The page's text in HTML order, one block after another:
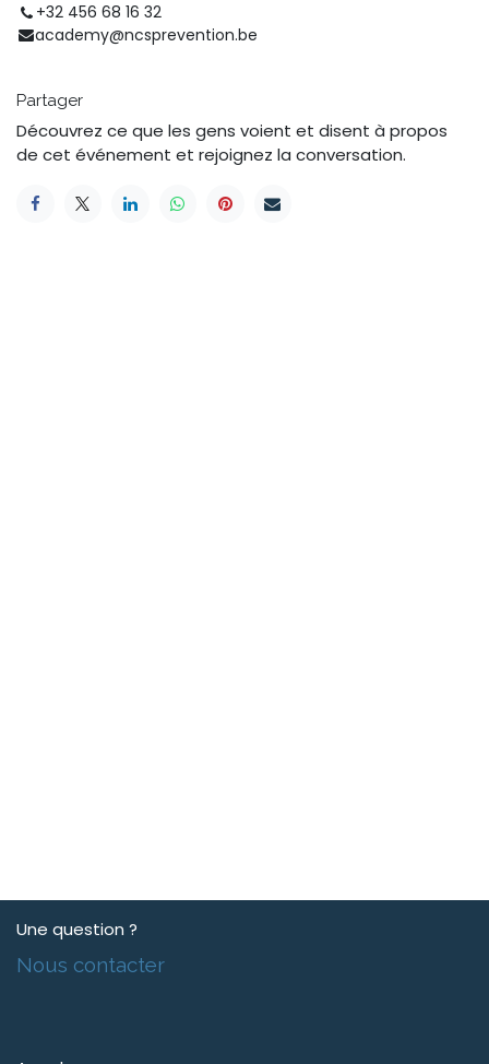
+32 456 68 16 32
academy@ncsprevention.be
Partager
Découvrez ce que les gens voient et disent à propos
de cet événement et rejoignez la conversation.
Une question ?
Nous contacter